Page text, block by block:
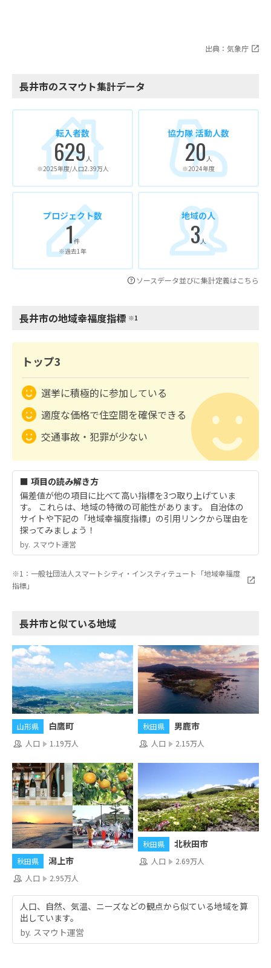
出典：気象庁
長井市のスマウト集計データ
転入者数
629 人
※2025年度/人口2.39万人
協力隊 活動人数
20人
※2024年度
プロジェクト数
1件
※過去1年
地域の人
3人
ソースデータ並びに集計定義はこちら
長井市の地域幸福度指標 ※1
トップ3
選挙に積極的に参加している
適度な価格で住空間を確保できる
交通事故・犯罪が少ない
■ 項目の読み解き方
偏差値が他の項目に比べて高い指標を3つ取り上げていま
す。 これらは、地域の特徴の可能性があります。 自治体の
サイトや下記の「地域幸福度指標」の引用リンクから理由を
探ってみましょう！
by.︎ スマウト運営
※1：一般社団法人スマートシティ・インスティテュート「地域幸福度
指標」
長井市と似ている地域
山形県 白鷹町
人口 1.19万人
秋田県 男鹿市
人口 2.15万人
秋田県 潟上市
人口 2.95万人
秋田県 北秋田市
人口 2.69万人
人口、自然、気温、ニーズなどの観点から似ている地域を算
出しています。
by.︎ スマウト運営